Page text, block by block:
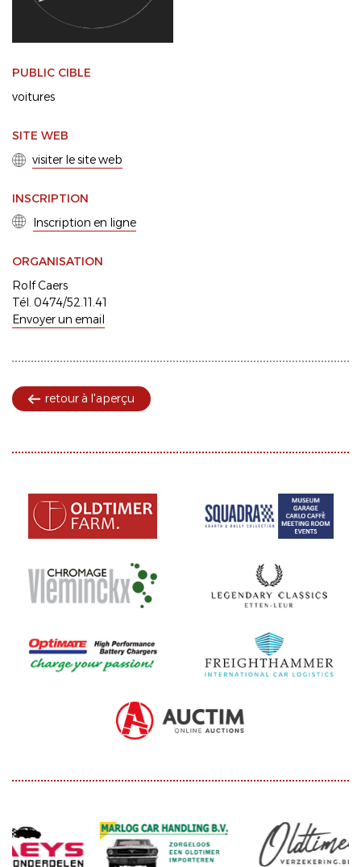
PUBLIC CIBLE
voitures
SITE WEB
visiter le site web
INSCRIPTION
Inscription en ligne
ORGANISATION
Rolf Caers
Tél. 0474/52.11.41
Envoyer un email
retour à l'aperçu